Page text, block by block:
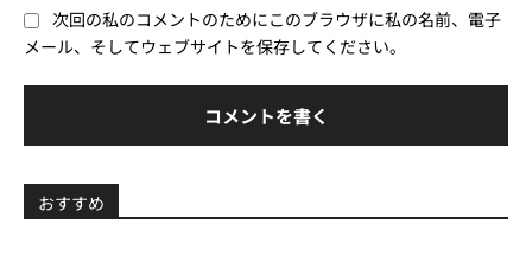
次回の私のコメントのためにこのブラウザに私の名前、電子
メール、そしてウェブサイトを保存してください。
おすすめ